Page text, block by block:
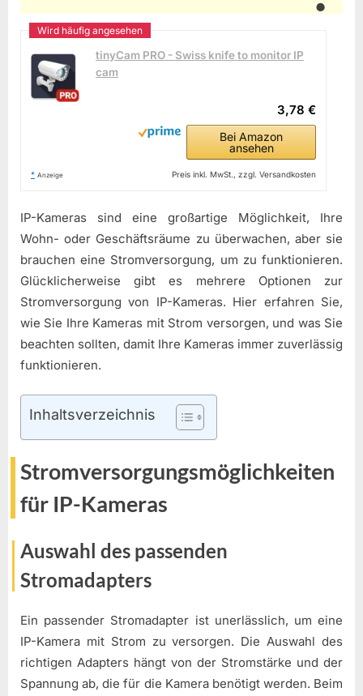
tinyCam PRO - Swiss knife to monitor IP
cam
3,78 €
Bei Amazon
ansehen
* Anzeige Preis inkl. MwSt., zzgl. Versandkosten
IP-Kameras sind eine großartige Möglichkeit, Ihre
Wohn- oder Geschäftsräume zu überwachen, aber sie
brauchen eine Stromversorgung, um zu funktionieren.
Glücklicherweise gibt es mehrere Optionen zur
Stromversorgung von IP-Kameras. Hier erfahren Sie,
wie Sie Ihre Kameras mit Strom versorgen, und was Sie
beachten sollten, damit Ihre Kameras immer zuverlässig
funktionieren.
Inhaltsverzeichnis
Stromversorgungsmöglichkeiten
für IP-Kameras
Auswahl des passenden
Stromadapters
Ein passender Stromadapter ist unerlässlich, um eine
IP-Kamera mit Strom zu versorgen. Die Auswahl des
richtigen Adapters hängt von der Stromstärke und der
Spannung ab, die für die Kamera benötigt werden. Beim